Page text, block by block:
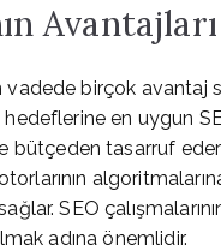
Avantajları
vadede birçok avantaj
en uygun
tasarruf
SEO
adına önemlidir.